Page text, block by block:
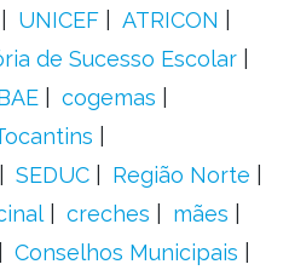
UNICEF
ATRICON
de Sucesso Escolar
cogemas
SEDUC
Região Norte
creches
mães
Conselhos Municipais